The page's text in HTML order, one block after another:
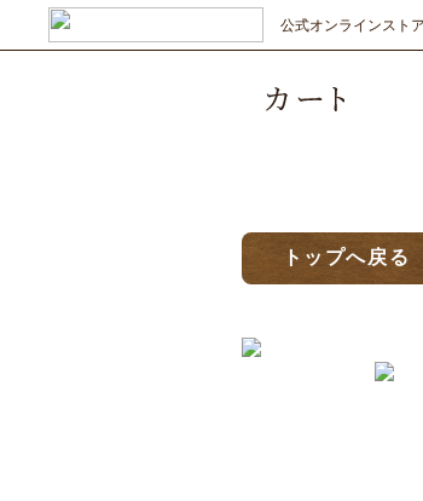
公式オンラインストア
トップへ戻る